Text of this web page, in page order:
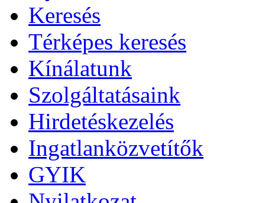
Keresés
Térképes keresés
Kínálatunk
Szolgáltatásaink
Hirdetéskezelés
Ingatlanközvetítők
GYIK